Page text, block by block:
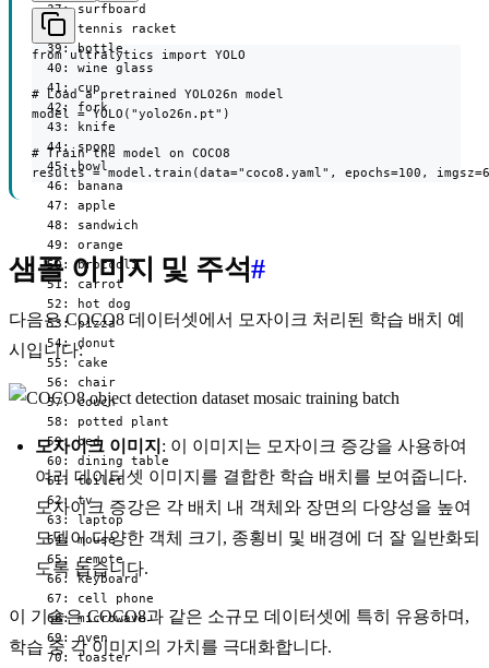
  37: surfboard
  38: tennis racket
  39: bottle
  40: wine glass
  41: cup
  42: fork
  43: knife
  44: spoon
  45: bowl
  46: banana
  47: apple
  48: sandwich
  49: orange
  50: broccoli
  51: carrot
  52: hot dog
  53: pizza
  54: donut
  55: cake
  56: chair
  57: couch
  58: potted plant
  59: bed
  60: dining table
  61: toilet
  62: tv
  63: laptop
  64: mouse
  65: remote
  66: keyboard
  67: cell phone
  68: microwave
  69: oven
  70: toaster
from ultralytics import YOLO
# Load a pretrained YOLO26n model
model = YOLO("yolo26n.pt")
# Train the model on COCO8
results = model.train(data="coco8.yaml", epochs=100,
샘플 이미지 및 주석#
다음은 COCO8 데이터셋에서 모자이크 처리된 학습 배치 예
시입니다:
모자이크 이미지 : 이 이미지는 모자이크 증강을 사용하여
여러 데이터셋 이미지를 결합한 학습 배치를 보여줍니다.
모자이크 증강은 각 배치 내 객체와 장면의 다양성을 높여
모델이 다양한 객체 크기, 종횡비 및 배경에 더 잘 일반화되
도록 돕습니다.
이 기술은 COCO8과 같은 소규모 데이터셋에 특히 유용하며,
학습 중 각 이미지의 가치를 극대화합니다.